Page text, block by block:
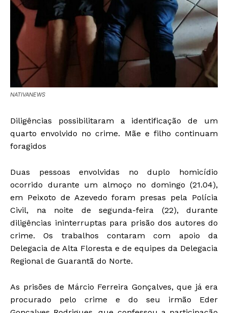
NATIVANEWS
Diligências possibilitaram a identificação de um
quarto envolvido no crime. Mãe e filho continuam
foragidos
Duas pessoas envolvidas no duplo homicídio
ocorrido durante um almoço no domingo (21.04),
em Peixoto de Azevedo foram presas pela Polícia
Civil, na noite de segunda-feira (22), durante
diligências ininterruptas para prisão dos autores do
crime. Os trabalhos contaram com apoio da
Delegacia de Alta Floresta e de equipes da Delegacia
Regional de Guarantã do Norte.
As prisões de Márcio Ferreira Gonçalves, que já era
procurado pelo crime e do seu irmão Eder